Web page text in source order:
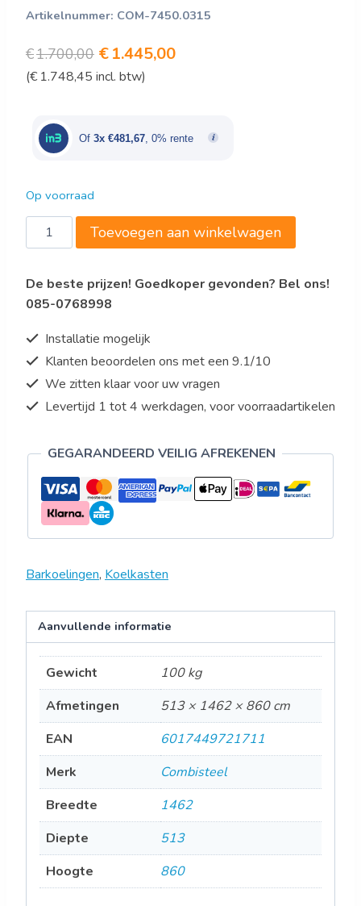
Artikelnummer: COM-7450.0315
€1.700,00 Oorspronkelijke
prijs
€1.700,00.
€1.445,00Huidige
€1.445,00.
(€ 1.748,45 incl. btw)
Of 3x €481,67 , 0% rente
Op voorraad
BARCOOLER
ZWART
DEURS
aantal
Toevoegen aan winkelwagen
De beste prijzen! Goedkoper gevonden? Bel ons!
085-0768998
Installatie mogelijk
Klanten beoordelen ons met een 9.1/10
We zitten klaar voor uw vragen
Levertijd 1 tot 4 werkdagen, voor voorraadartikelen
GEGARANDEERD VEILIG AFREKENEN
Barkoelingen, Koelkasten
Aanvullende informatie
Gewicht
100 kg
Afmetingen
513 × 1462 × 860 cm
EAN
6017449721711
Merk
Combisteel
Breedte
1462
Diepte
513
Hoogte
860